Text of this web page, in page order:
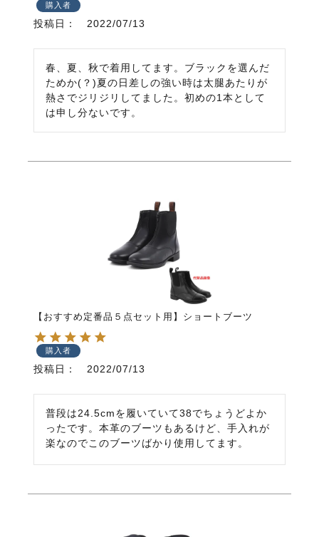
購入者
投稿日 2022/07/13
春、夏、秋で着用してます。ブラックを選んだ
ためか(？)夏の日差しの強い時は太腿あたりが
熱さでジリジリしてました。初めの1本として
は申し分ないです。
【おすすめ定番品５点セット用】ショートブーツ
購入者
投稿日 2022/07/13
普段は24.5cmを履いていて38でちょうどよか
ったです。本革のブーツもあるけど、手入れが
楽なのでこのブーツばかり使用してます。